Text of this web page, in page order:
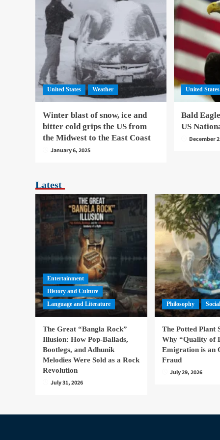
United States Weather
Winter blast of snow, ice and
bitter cold grips the US from
the Midwest to the East Coast
January 6, 2025
United States
Bald
US
December
Latest
Entertainment
History and Culture
Language and Literature
The Great “Bangla Rock”
Illusion: How Pop-Ballads,
Bootlegs, and Adhunik
Melodies Were Sold as a Rock
Revolution
July 31, 2026
Philosophy
The Potted Plant
Why “Quality of
Emigration is an
Fraud
July 29, 2026